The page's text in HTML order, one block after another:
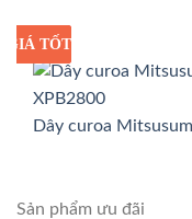
GIÁ SỈ
GIÁ TỐT
Dây curoa
Sản phẩm ưu đãi